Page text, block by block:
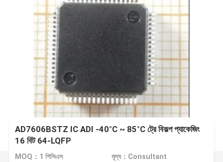
AD7606BSTZ IC ADI -40°C ~ 85°C ট্রে বিকল্প প্যাকেজিং
16 বিট 64-LQFP
MOQ：1 পিসিএস মূল্য：Consultant